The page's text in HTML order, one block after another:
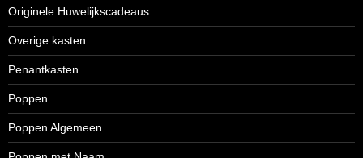
Originele Huwelijkscadeaus
Overige kasten
Penantkasten
Poppen
Poppen Algemeen